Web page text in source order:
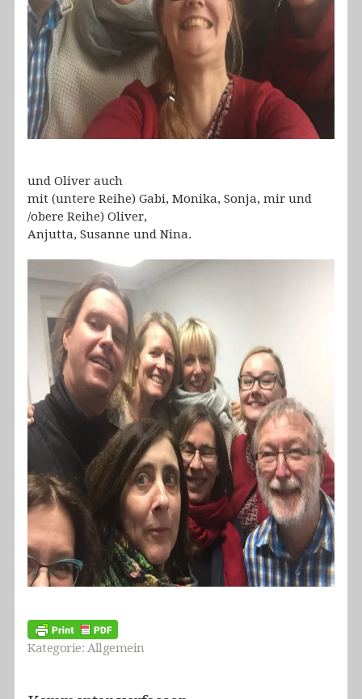
und Oliver auch
mit (untere Reihe) Gabi, Monika, Sonja, mir und
/obere Reihe) Oliver,
Anjutta, Susanne und Nina.
Kategorie: Allgemein